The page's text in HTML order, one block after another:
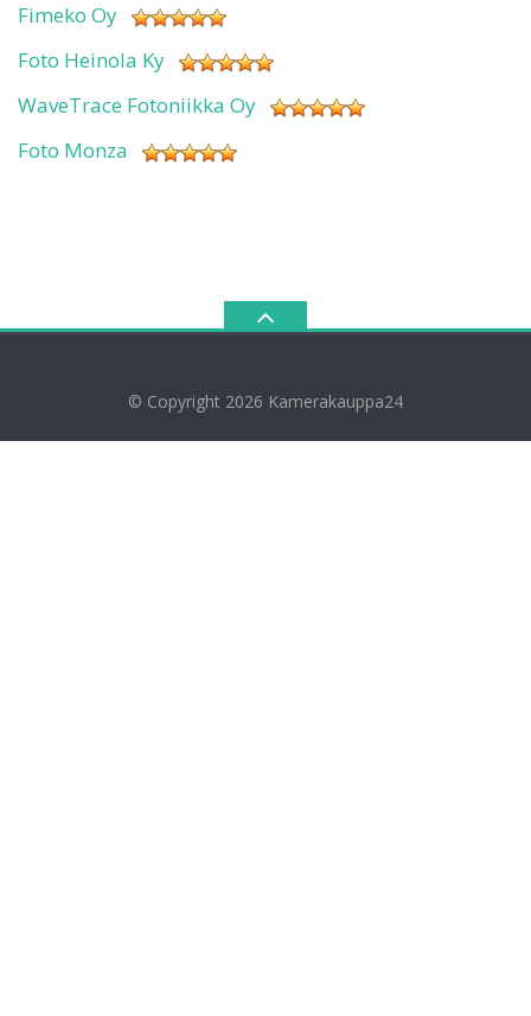
Fimeko Oy
Foto Heinola Ky
WaveTrace Fotoniikka Oy
Foto Monza
© Copyright 2026 Kamerakauppa24